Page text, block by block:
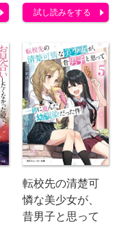
試し読みをする
転校先の清楚可
憐な美少女が、
昔男子と思って